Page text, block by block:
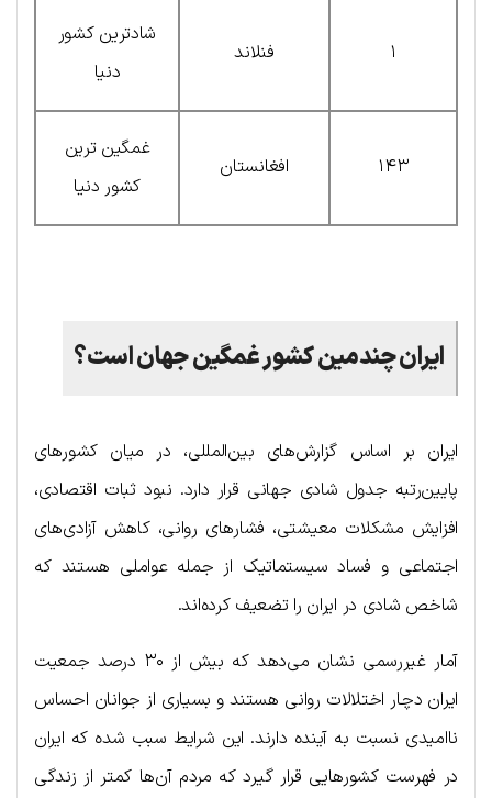
۱ فنلاند
شادترین کشور
دنیا
۱۴۳ افغانستان
غمگین ترین
کشور دنیا
ایران چندمین کشور غمگین جهان است؟
ایران بر اساس گزارش‌های بین‌المللی، در میان کشورهای
پایین‌رتبه جدول شادی جهانی قرار دارد. نبود ثبات اقتصادی،
افزایش مشکلات معیشتی، فشارهای روانی، کاهش آزادی‌های
اجتماعی و فساد سیستماتیک از جمله عواملی هستند که
شاخص شادی در ایران را تضعیف کرده‌اند.
آمار غیررسمی نشان می‌دهد که بیش از ۳۰ درصد جمعیت
ایران دچار اختلالات روانی هستند و بسیاری از جوانان احساس
ناامیدی نسبت به آینده دارند. این شرایط سبب شده که ایران
در فهرست کشورهایی قرار گیرد که مردم آن‌ها کمتر از زندگی